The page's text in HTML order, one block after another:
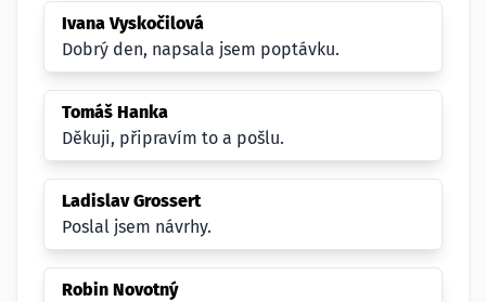
Ivana Vyskočilová
Dobrý den, napsala jsem poptávku.
Tomáš Hanka
Děkuji, připravím to a pošlu.
Ladislav Grossert
Poslal jsem návrhy.
Robin Novotný